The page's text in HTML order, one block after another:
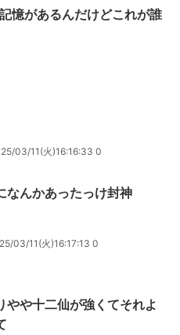
憶があるんだけどこれが誰
03/11(火)16:16:33 0
なんかあったっけ封神
03/11(火)16:17:13 0
やや十二仙が強くてそれよ